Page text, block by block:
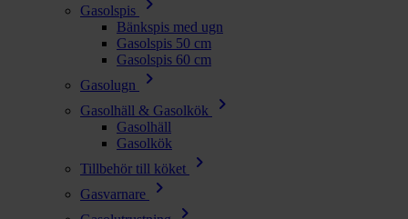
Gasolspis
Bänkspis med ugn
Gasolspis 50 cm
Gasolspis 60 cm
Gasolugn
chevron_right
Gasolhäll & Gasolkök chevron_right
Gasolhäll
Gasolkök
Tillbehör till köket
chevron_right
Gasvarnare chevron_right
chevron_right